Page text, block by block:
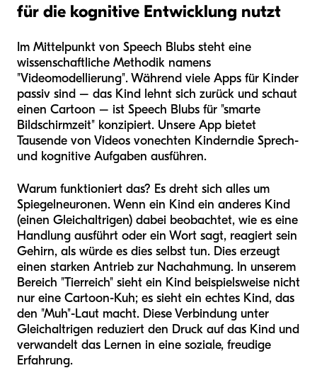
für die kognitive Entwicklung nutzt
Im Mittelpunkt von Speech Blubs steht eine
wissenschaftliche Methodik namens
"Videomodellierung". Während viele Apps für Kinder
passiv sind – das Kind lehnt sich zurück und schaut
einen Cartoon – ist Speech Blubs für "smarte
Bildschirmzeit" konzipiert. Unsere App bietet
Tausende von Videos vonechten Kinderndie Sprech-
und kognitive Aufgaben ausführen.
Warum funktioniert das? Es dreht sich alles um
Spiegelneuronen. Wenn ein Kind ein anderes Kind
(einen Gleichaltrigen) dabei beobachtet, wie es eine
Handlung ausführt oder ein Wort sagt, reagiert sein
Gehirn, als würde es dies selbst tun. Dies erzeugt
einen starken Antrieb zur Nachahmung. In unserem
Bereich "Tierreich" sieht ein Kind beispielsweise nicht
nur eine Cartoon-Kuh; es sieht ein echtes Kind, das
den "Muh"-Laut macht. Diese Verbindung unter
Gleichaltrigen reduziert den Druck auf das Kind und
verwandelt das Lernen in eine soziale, freudige
Erfahrung.